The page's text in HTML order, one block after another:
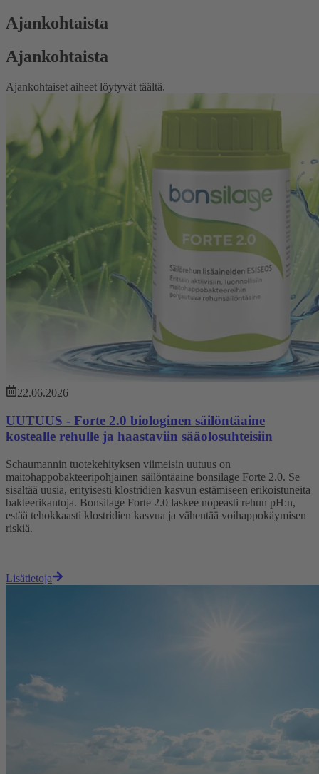
Ajankohtaista
Ajankohtaista
Ajankohtaiset aiheet löytyvät täältä.
22.06.2026
UUTUUS - Forte 2.0 biologinen säilöntäaine
kostealle rehulle ja haastaviin sääolosuhteisiin
Schaumannin tuotekehityksen viimeisin uutuus on
maitohappobakteeripohjainen säilöntäaine bonsilage Forte 2.0. Se
sisältää uusia, erityisesti klostridien kasvun estämiseen erikoistuneita
bakteerikantoja. Bonsilage Forte 2.0 laskee nopeasti rehun pH:n,
estää tehokkaasti klostridien kasvua ja vähentää voihappokäymisen
riskiä.
Lisätietoja